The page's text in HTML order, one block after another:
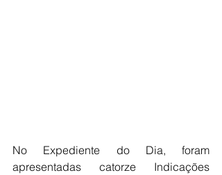
No Expediente do Dia, foram
apresentadas catorze Indicações